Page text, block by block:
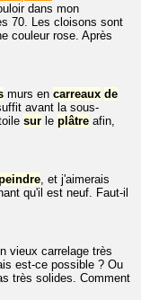
dans mon
70. Les cloisons sont
couleur rose. Après
murs en carreaux de
avant la sous-
sur le plâtre afin,
, et j'aimerais
qu'il est neuf. Faut-il
vieux carrelage très
est-ce possible ? Ou
très solides. Comment